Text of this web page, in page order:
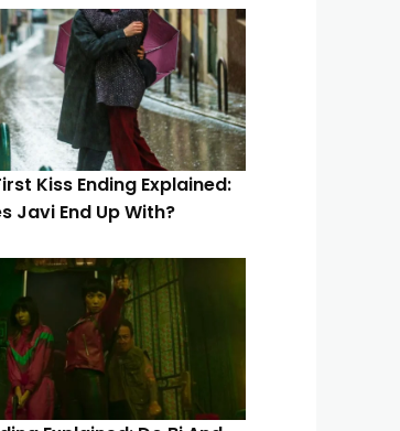
Kiss Ending Explained:
Javi End Up With?